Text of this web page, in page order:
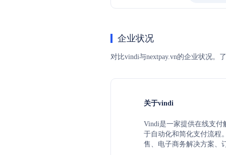
企业状况
对比vindi与nextpay.vn的企业状况。
关于vindi
Vindi是一家提供在线支付
于自动化和简化支付流程
售、电子商务解决方案、